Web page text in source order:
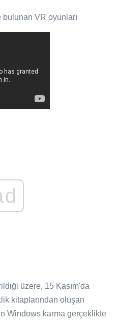
VR oyunları
üzere, 15 Kasım'da
kitaplarından oluşan
Windows karma gerçeklikte